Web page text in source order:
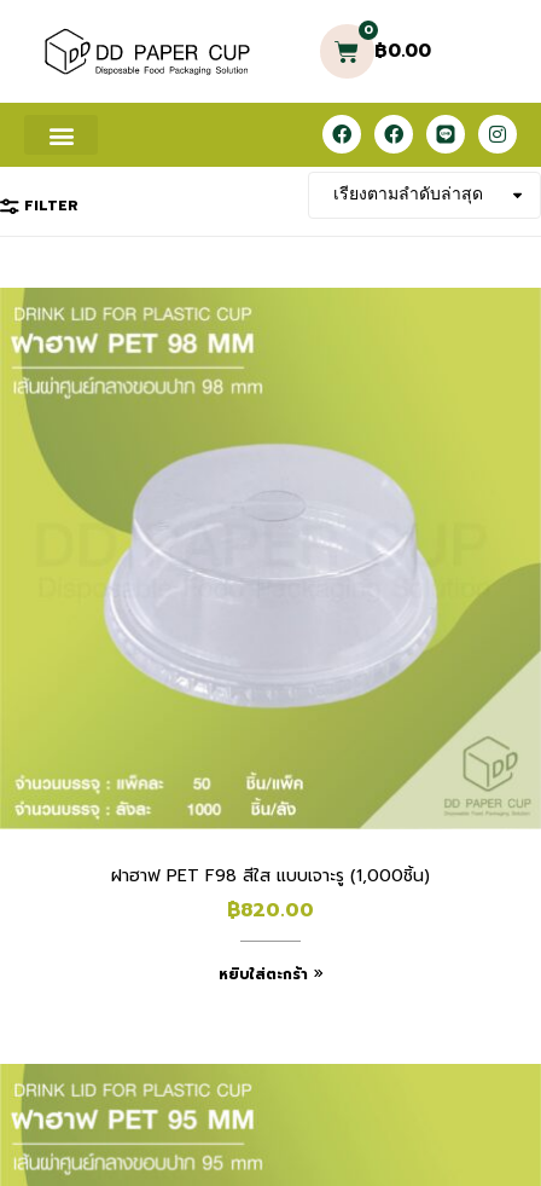
฿0.00
0
FILTER
ฝาฮาฟ PET F98 สีใส แบบเจาะรู (1,000ชิ้น)
฿820.00
หยิบใส่ตะกร้า